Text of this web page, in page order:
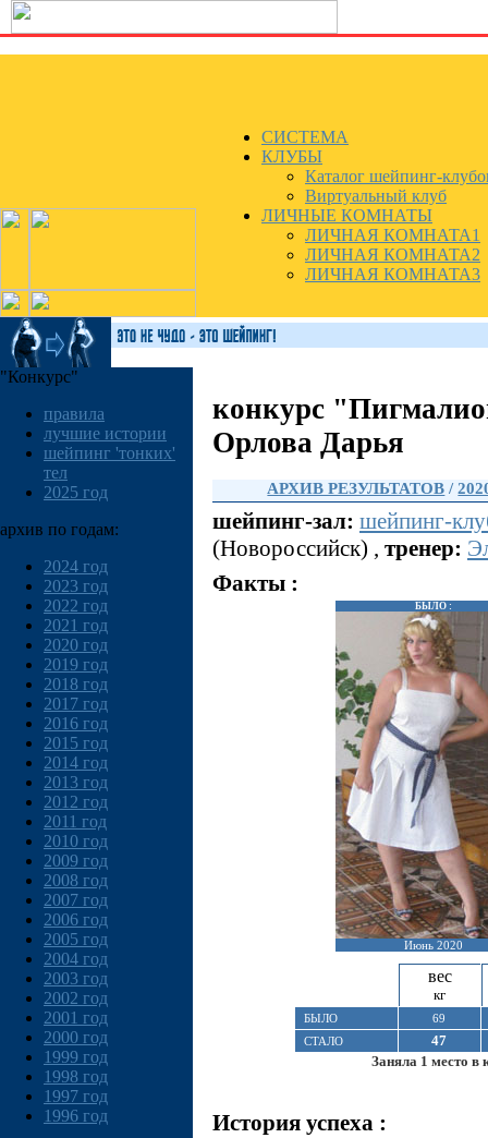
СИСТЕМА
КЛУБЫ
Каталог шейпинг-
Виртуальный клуб
ЛИЧНЫЕ КОМНАТЫ
ЛИЧНАЯ КОМНАТА1
ЛИЧНАЯ КОМНАТА2
ЛИЧНАЯ КОМНАТА3
"Конкурс"
правила
лучшие истории
шейпинг 'тонких'
тел
2025 год
архив по годам:
2024 год
2023 год
2022 год
2021 год
2020 год
2019 год
2018 год
2017 год
2016 год
2015 год
2014 год
2013 год
2012 год
2011 год
2010 год
2009 год
2008 год
2007 год
2006 год
2005 год
2004 год
2003 год
2002 год
2001 год
2000 год
1999 год
1998 год
1997 год
1996 год
конкурс
Орлова Дарья
АРХИВ РЕЗУЛЬТАТОВ /
шейпинг-зал: шейпинг-
(Новороссийск) , тренер:
Факты :
БЫЛО :
Июнь 2020
вес
кг
БЫЛО
69
СТАЛО
47
Заняла 1 место в
История успеха :